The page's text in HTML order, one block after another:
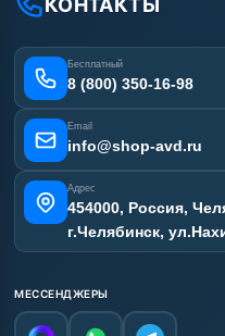
Статьи
Лизинг
Получить скидку
Отзывы наших
Карта сайта
КОНТАКТЫ
Бесплатный
8 (800) 350-16-98
Email
info@shop-avd.ru
Адрес
454000, Россия,
г.Челябинск,
МЕССЕНДЖЕРЫ